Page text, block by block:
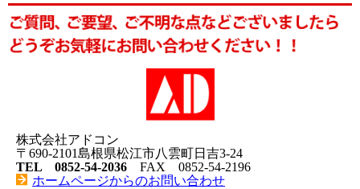
株式会社アドコン
〒690-2101島根県松江市八雲町日吉3-24
TEL 0852-54-2036 FAX 0852-54-2196
ホームページからのお問い合わせ